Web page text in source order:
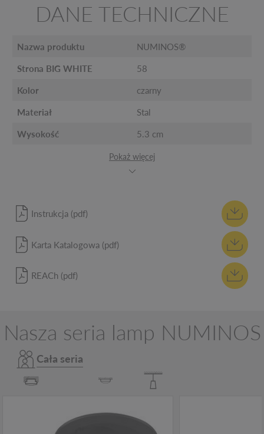
DANE TECHNICZNE
Nazwa produktu NUMINOS®
Strona BIG WHITE 58
Kolor czarny
Materiał Stal
Wysokość 5.3 cm
Pokaż więcej
Instrukcja (pdf)
Karta Katalogowa (pdf)
REACh (pdf)
Nasza seria lamp NUMINOS
Cała seria